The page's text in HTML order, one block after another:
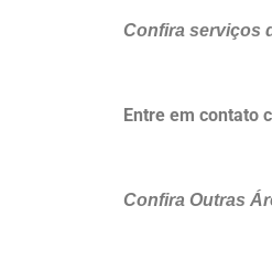
Confira serviços
Entre em contato
Confira Outras